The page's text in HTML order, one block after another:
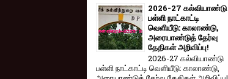
2026-27 கல்வியாண்டு
பள்ளி நாட்காட்டி
வெளியீடு: காலாண்டு,
அரையாண்டுத் தேர்வு
தேதிகள் அறிவிப்பு!
2026-27 கல்வியாண்டு
பள்ளி நாட்காட்டி வெளியீடு: காலாண்டு,